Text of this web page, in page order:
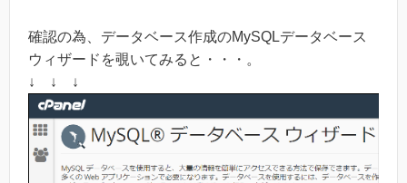
確認の為、データベース作成のMySQLデータベース
ウィザードを覗いてみると・・・。
↓ ↓ ↓